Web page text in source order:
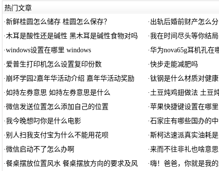
热门文章
·新鲜桂圆怎么储存 桂圆怎么保存？ · 出轨后婚前财产怎么分
·木耳是酸性还是碱性 黑木耳是碱性食物对吗 ·我在时间尽头等你结
·windows设置在哪里 windows ·华为nova65g耳机孔在
· 爱普生打印机怎么设置复印份数 ·快步走能减肥吗
· 崩坏学园2嘉年华活动介绍 嘉年华活动奖励 ·钛钢是什么材质对健
·如持左券意思 如持左券意思是什么 · 土豆炖鸡翅做法 土豆
·微信发送位置怎么添加自己的位置 ·苹果快捷键设置在哪
·我今晚想叼你是什么电影 ·石家庄有哪些国办的
·别人扫我支付宝为什么不能用花呗 ·斯柯达速派真实油耗
·微信启动不了怎么办啊 ·来而不往非礼也啥意
·餐桌摆放位置风水 餐桌摆放方向的要求及风 · 嗨！爸爸，你就是我